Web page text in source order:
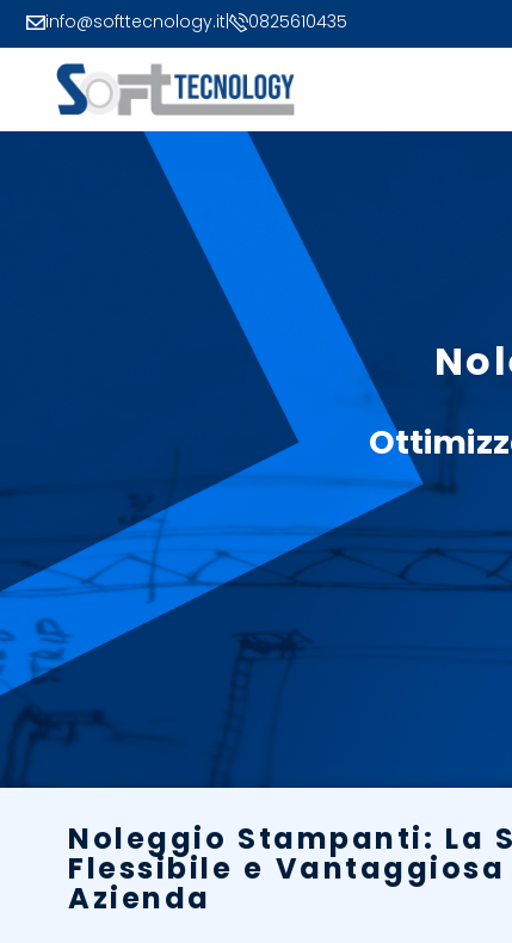
info@softtecnology.it 0825610435
Noleggio Stampanti: La
Flessibile e
Azienda